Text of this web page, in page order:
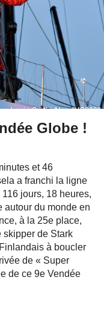
Globe !
et 46
a franchi la ligne
jours, 18 heures,
autour du monde en
à la 25e place,
skipper de Stark
à boucler
de « Super
de ce 9e Vendée